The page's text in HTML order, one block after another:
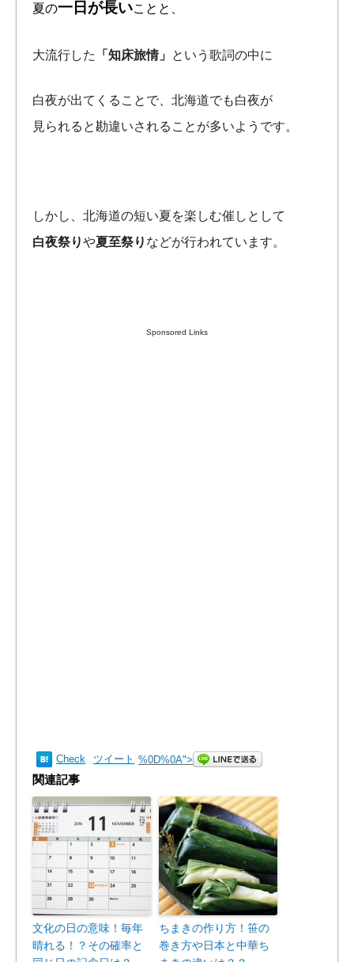
夏の一日が長いことと、
大流行した 「知床旅情」 という歌詞の中に
白夜が出てくることで、北海道でも白夜が
見られると勘違いされることが多いようです。
しかし、北海道の短い夏を楽しむ催しとして
白夜祭りや夏至祭り などが行われています。
Sponsored Links
Check ツイート %0D%0A">
関連記事
文化の日の意味！毎年
晴れる！？その確率と
ちまきの作り方！笹の
巻き方や日本と中華ち